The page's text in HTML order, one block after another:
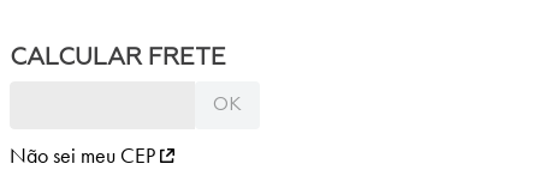
Não sei meu CEP